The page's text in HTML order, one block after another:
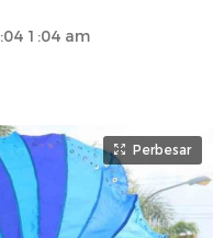
1:04 am
Perbesar